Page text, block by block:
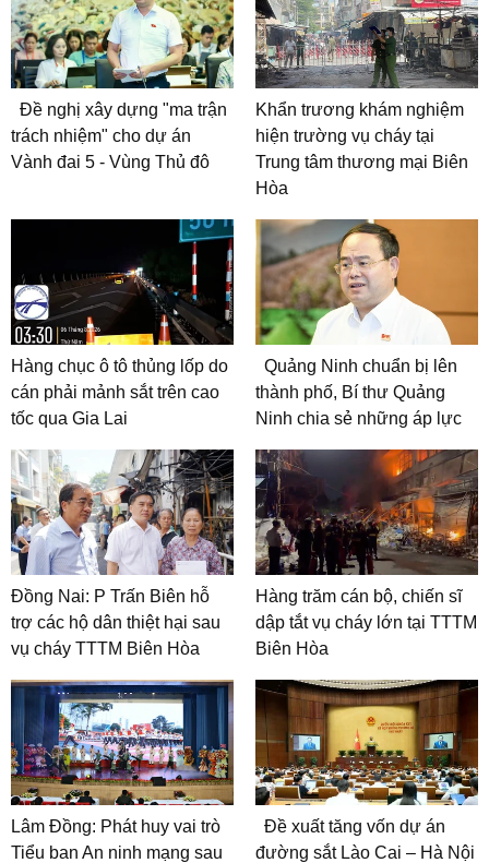
Đề nghị xây dựng "ma trận
trách nhiệm" cho dự án
Vành đai 5 - Vùng Thủ đô
Khẩn trương khám nghiệm
hiện trường vụ cháy tại
Trung tâm thương mại Biên
Hòa
Hàng chục ô tô thủng lốp do
cán phải mảnh sắt trên cao
tốc qua Gia Lai
Quảng Ninh chuẩn bị lên
thành phố, Bí thư Quảng
Ninh chia sẻ những áp lực
Đồng Nai: P Trấn Biên hỗ
trợ các hộ dân thiệt hại sau
vụ cháy TTTM Biên Hòa
Hàng trăm cán bộ, chiến sĩ
dập tắt vụ cháy lớn tại TTTM
Biên Hòa
Lâm Đồng: Phát huy vai trò
Tiểu ban An ninh mạng sau
Đề xuất tăng vốn dự án
đường sắt Lào Cai – Hà Nội